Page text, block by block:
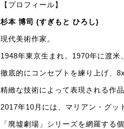
【プロフィール】
杉本 博司 (すぎもと ひろし)
現代美術作家。
1948年東京生まれ。1970年に渡米
徹底的にコンセプトを練り上げ、
精緻な技術によって表現される作
2017年10月には、マリアン・グッ
「廃墟劇場」シリーズを網羅する